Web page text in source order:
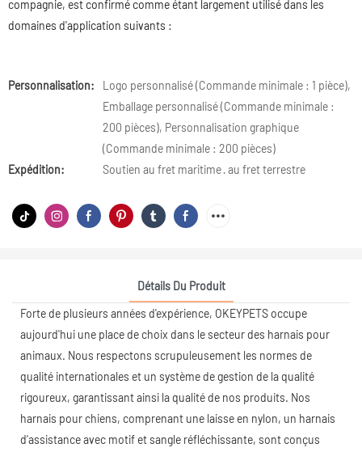
compagnie, est confirmé comme étant largement utilisé dans les
domaines d'application suivants :
Personnalisation:
Logo personnalisé (Commande minimale : 1 pièce),
Emballage personnalisé (Commande minimale :
200 pièces), Personnalisation graphique
(Commande minimale : 200 pièces)
Expédition:
Soutien au fret maritime · au fret terrestre
Détails Du Produit
Forte de plusieurs années d'expérience, OKEYPETS occupe
aujourd'hui une place de choix dans le secteur des harnais pour
animaux. Nous respectons scrupuleusement les normes de
qualité internationales et un système de gestion de la qualité
rigoureux, garantissant ainsi la qualité de nos produits. Nos
harnais pour chiens, comprenant une laisse en nylon, un harnais
d'assistance avec motif et sangle réfléchissante, sont conçus